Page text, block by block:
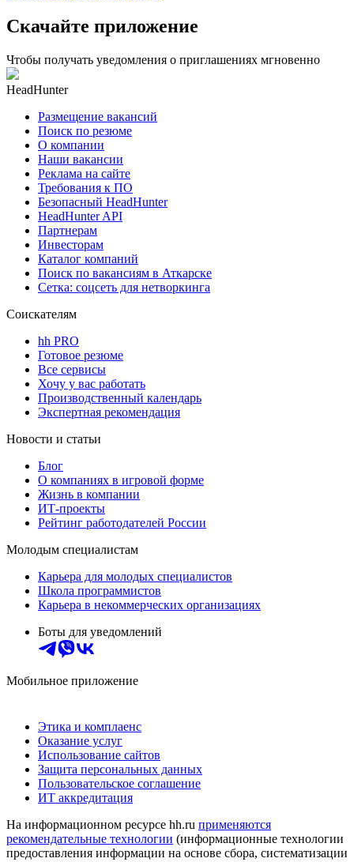
Скачайте приложение
Чтобы получать уведомления о приглашениях мгновенно
HeadHunter
Размещение вакансий
Поиск по резюме
О компании
Наши вакансии
Реклама на сайте
Требования к ПО
Безопасный HeadHunter
HeadHunter API
Партнерам
Инвесторам
Каталог компаний
Поиск по вакансиям в Аткарске
Сетка: соцсеть для нетворкинга
Соискателям
hh PRO
Готовое резюме
Все сервисы
Хочу у вас работать
Производственный календарь
Экспертная рекомендация
Новости и статьи
Блог
О компаниях в игровой форме
Жизнь в компании
ИТ-проекты
Рейтинг работодателей России
Молодым специалистам
Карьера для молодых специалистов
Школа программистов
Карьера в некоммерческих организациях
Боты для уведомлений
Мобильное приложение
Этика и комплаенс
Оказание услуг
Использование сайтов
Защита персональных данных
Пользовательское соглашение
ИТ аккредитация
На информационном ресурсе hh.ru применяются
рекомендательные технологии (информационные технологии
предоставления информации на основе сбора, систематизации